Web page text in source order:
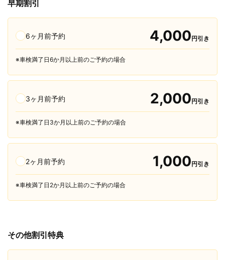
早期割引
6ヶ月前予約 4,000円引き
※車検満了日6か月以上前のご予約の場合
3ヶ月前予約 2,000円引き
※車検満了日3か月以上前のご予約の場合
2ヶ月前予約 1,000円引き
※車検満了日2か月以上前のご予約の場合
その他割引特典